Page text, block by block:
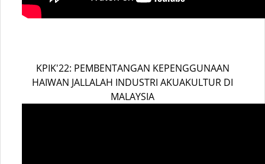
KPIK'22: PEMBENTANGAN KEPENGGUNAAN
HAIWAN JALLALAH INDUSTRI AKUAKULTUR DI
MALAYSIA